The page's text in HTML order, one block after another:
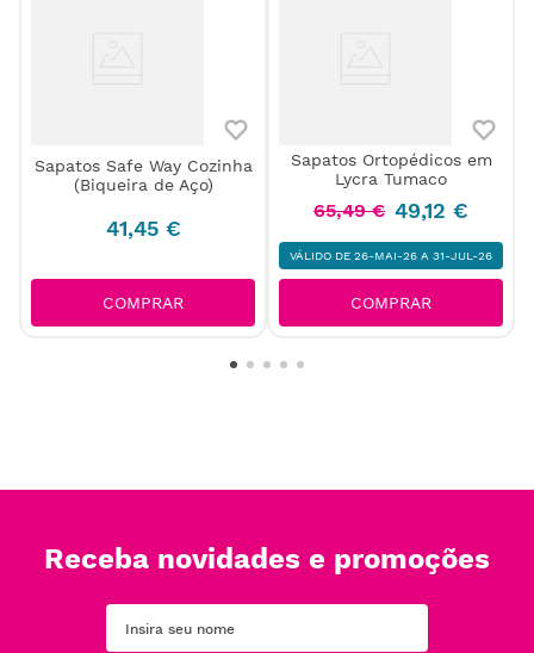
Sapatos Safe Way Cozinha
(Biqueira de Aço)
41,45 €
COMPRAR
Sapatos Ortopédicos em
Lycra Tumaco
65,49 € 49,12 €
VÁLIDO DE 26-MAI-26 A 31-JUL-26
COMPRAR
Receba novidades e promoções